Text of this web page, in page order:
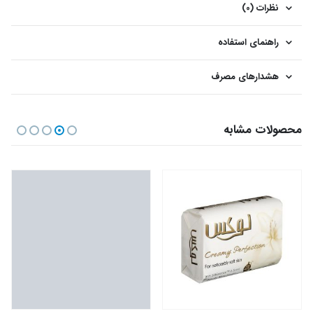
نظرات (0)
راهنمای استفاده
هشدارهای مصرف
محصولات مشابه